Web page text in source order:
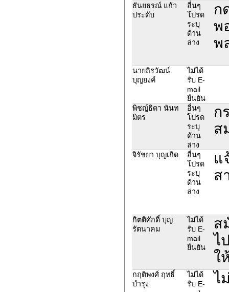
ธันยธรณ์ แก้ว
ประดับ
อื่นๆ
โปรด
ระบุ
ด้าน
ล่าง
ก
พ
พ
นายถิรวัฒน์
บุญยงค์
ไม่ได้
รับ E-
mail
ยืนยัน
พิชญ์ธิดา นันท
มิตร
อื่นๆ
โปรด
ระบุ
ด้าน
ล่าง
ก
ส
จิรัชยา บุญเกิด
อื่นๆ
โปรด
ระบุ
ด้าน
ล่าง
แ
ส
กิตติศักดิ์ บุญ
รัตนาคม
ไม่ได้
รับ E-
mail
ยืนยัน
ส
ไ
ใ
กฤติพงศ์ ฤทธิ์
บำรุง
ไม่ได้
รับ E-
ไ